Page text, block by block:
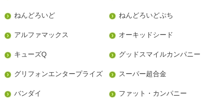
ねんどろいど ねんどろいどぷち
アルファマックス オーキッドシード
キューズQ グッドスマイルカンパニー
グリフォンエンタープライズ スーパー超合金
バンダイ ファット・カンパニー